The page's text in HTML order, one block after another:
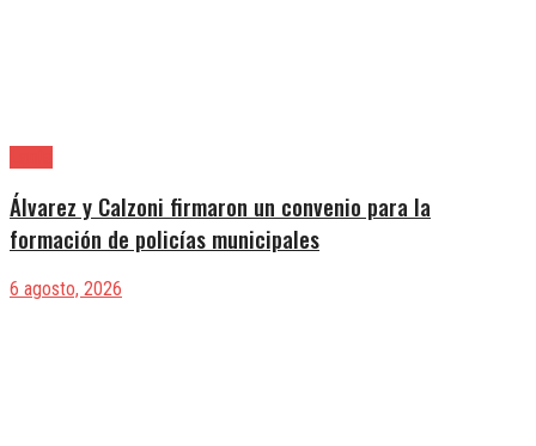
Álvarez y Calzoni firmaron un convenio para la
formación de policías municipales
6 agosto, 2026